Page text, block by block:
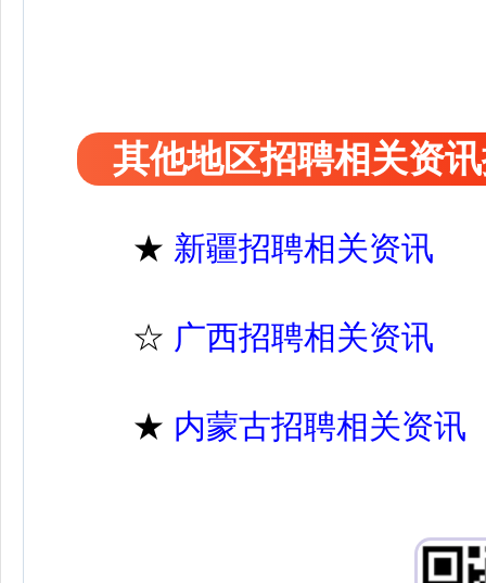
其他地区招聘相关资
★ 新疆招聘相关资讯
☆ 广西招聘相关资讯
★ 内蒙古招聘相关资讯